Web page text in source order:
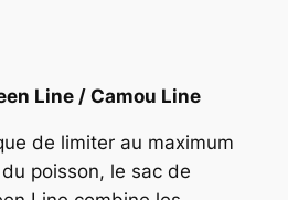
Line / Camou Line
de limiter au maximum
poisson, le sac de